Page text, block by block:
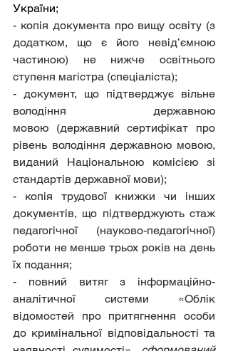
України;
- копія документа про вищу освіту (з
додатком, що є його невід’ємною
частиною) не нижче освітнього
ступеня магістра (спеціаліста);
- документ, що підтверджує вільне
володіння державною
мовою (державний сертифікат про
рівень володіння державною мовою,
виданий Національною комісією зі
стандартів державної мови);
- копія трудової книжки чи інших
документів, що підтверджують стаж
педагогічної (науково-педагогічної)
роботи не менше трьох років на день
їх подання;
- повний витяг з інформаційно-
аналітичної системи «Облік
відомостей про притягнення особи
до кримінальної відповідальності та